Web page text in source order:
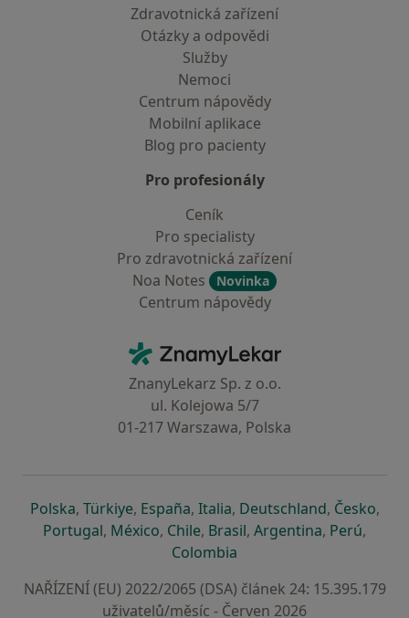
Zdravotnická zařízení
Otázky a odpovědi
Služby
Nemoci
Centrum nápovědy
Mobilní aplikace
Blog pro pacienty
Pro profesionály
Ceník
Pro specialisty
Pro zdravotnická zařízení
Noa Notes
Novinka
Centrum nápovědy
ZnamyLekar - Hlavní stránka
ZnanyLekarz Sp. z o.o.
ul. Kolejowa 5/7
01-217 Warszawa, Polska
Polskase otevře v nové záložce
, Türkiyese otevře v nové záložce
, Españase otevře v nové záložce
, Italiase otevře v nové záložce
, Deutschlandse otevře v
, Českose
,
Portugalse otevře v nové záložce
, Méxicose otevře v nové záložce
, Chilese otevře v nové záložce
, Brasilse otevře v nové
, Argentinase otevře v
, Perúse
,
Colombia
NAŘÍZENÍ (EU) 2022/2065 (DSA) článek 24: 15.395.179
uživatelů/měsíc - Červen 2026